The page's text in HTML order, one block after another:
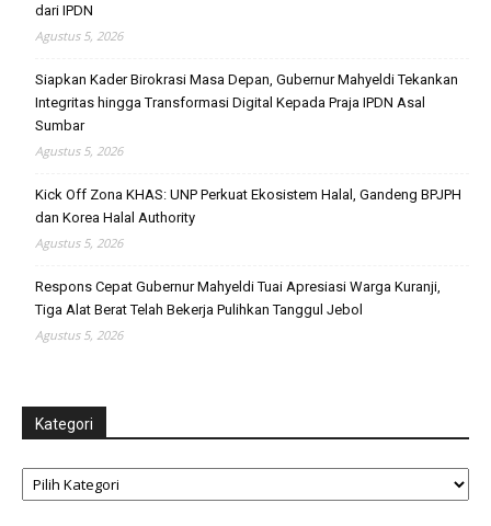
dari IPDN
Agustus 5, 2026
Siapkan Kader Birokrasi Masa Depan, Gubernur Mahyeldi Tekankan
Integritas hingga Transformasi Digital Kepada Praja IPDN Asal
Sumbar
Agustus 5, 2026
Kick Off Zona KHAS: UNP Perkuat Ekosistem Halal, Gandeng BPJPH
dan Korea Halal Authority
Agustus 5, 2026
Respons Cepat Gubernur Mahyeldi Tuai Apresiasi Warga Kuranji,
Tiga Alat Berat Telah Bekerja Pulihkan Tanggul Jebol
Agustus 5, 2026
Kategori